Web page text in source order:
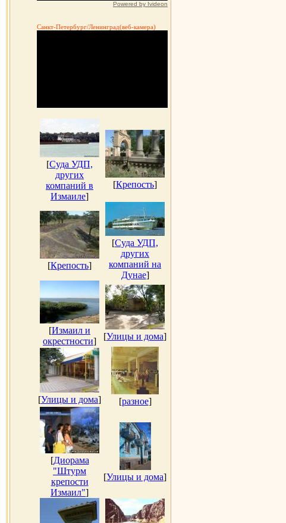
Powered by Ivideon
Санкт-Петербург/Ленинград(веб-камера)
[Суда УДП,
других
компаний в
Измаиле]
[Крепость]
[Крепость]
[Суда УДП,
других
компаний на
Дунае]
[Измаил и
окрестности] [Улицы и дома]
[Улицы и дома] [разное]
[Диорама
"Штурм
крепости
Измаил"]
[Улицы и дома]